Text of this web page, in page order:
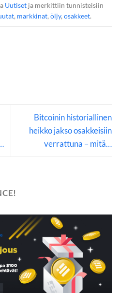
Uutisetja merkittiin tunnisteisiin
, markkinat, öljy, osakkeet.
Bitcoinin historiallinen
heikko jakso osakkeisiin
verrattuna – mitä…